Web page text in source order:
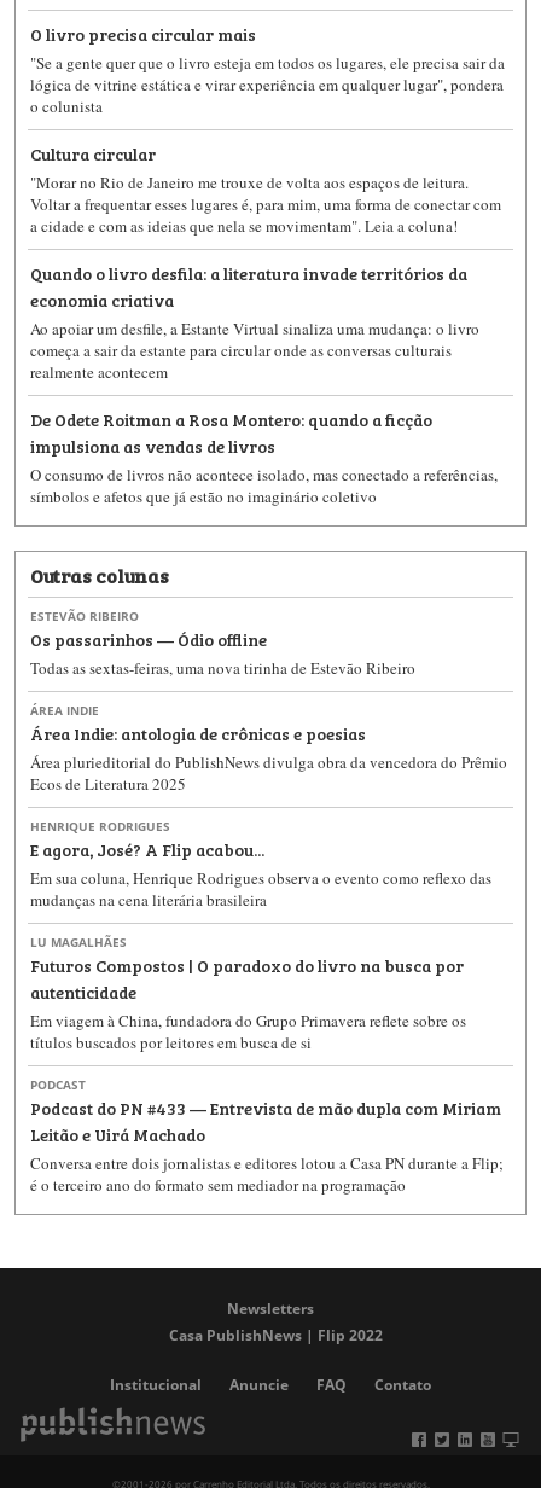
O livro precisa circular mais
"Se a gente quer que o livro esteja em todos os lugares, ele precisa sair da
lógica de vitrine estática e virar experiência em qualquer lugar", pondera
o colunista
Cultura circular
"Morar no Rio de Janeiro me trouxe de volta aos espaços de leitura.
Voltar a frequentar esses lugares é, para mim, uma forma de conectar com
a cidade e com as ideias que nela se movimentam". Leia a coluna!
Quando o livro desfila: a literatura invade territórios da
economia criativa
Ao apoiar um desfile, a Estante Virtual sinaliza uma mudança: o livro
começa a sair da estante para circular onde as conversas culturais
realmente acontecem
De Odete Roitman a Rosa Montero: quando a ficção
impulsiona as vendas de livros
O consumo de livros não acontece isolado, mas conectado a referências,
símbolos e afetos que já estão no imaginário coletivo
Outras colunas
ESTEVÃO RIBEIRO
Os passarinhos — Ódio offline
Todas as sextas-feiras, uma nova tirinha de Estevão Ribeiro
ÁREA INDIE
Área Indie: antologia de crônicas e poesias
Área plurieditorial do PublishNews divulga obra da vencedora do Prêmio
Ecos de Literatura 2025
HENRIQUE RODRIGUES
E agora, José? A Flip acabou...
Em sua coluna, Henrique Rodrigues observa o evento como reflexo das
mudanças na cena literária brasileira
LU MAGALHÃES
Futuros Compostos | O paradoxo do livro na busca por
autenticidade
Em viagem à China, fundadora do Grupo Primavera reflete sobre os
títulos buscados por leitores em busca de si
PODCAST
Podcast do PN #433 — Entrevista de mão dupla com Miriam
Leitão e Uirá Machado
Conversa entre dois jornalistas e editores lotou a Casa PN durante a Flip;
é o terceiro ano do formato sem mediador na programação
Newsletters
Casa PublishNews | Flip 2022
Institucional Anuncie FAQ Contato
©2001-2026 por Carrenho Editorial Ltda. Todos os direitos reservados.